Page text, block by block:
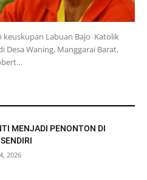
keuskupan Labuan Bajo Katolik
Waning, Manggarai Barat,
MENJADI PENONTON DI
2026